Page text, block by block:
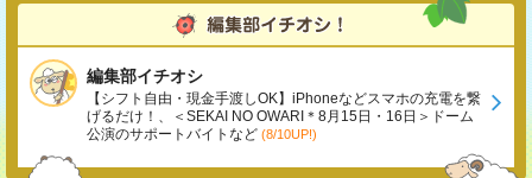
編集部イチオシ
【シフト自由・現金手渡しOK】iPhoneなどスマホの充電を繋
げるだけ！、＜SEKAI NO OWARI＊8月15日・16日＞ドーム
公演のサポートバイトなど (8/10UP!)